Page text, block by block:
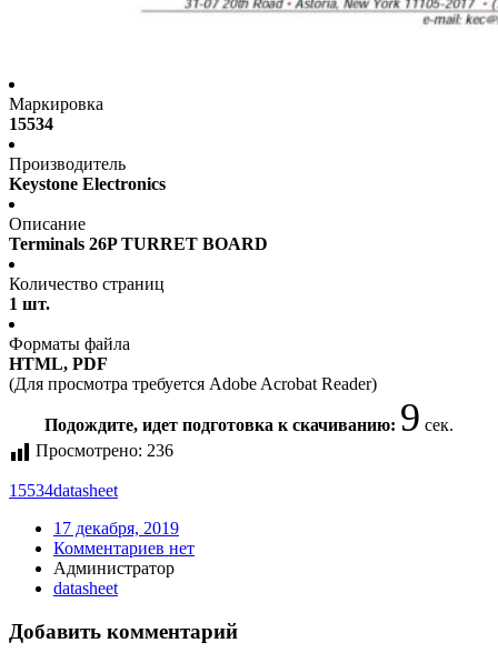
Маркировка
15534
Производитель
Keystone Electronics
Описание
Terminals 26P TURRET BOARD
Количество страниц
1 шт.
Форматы файла
HTML, PDF
(Для просмотра требуется Adobe Acrobat Reader)
Подождите, идет подготовка к скачиванию: 9 сек.
Просмотрено: 236
15534datasheet
17 декабря, 2019
Комментариев нет
Администратор
datasheet
Добавить комментарий